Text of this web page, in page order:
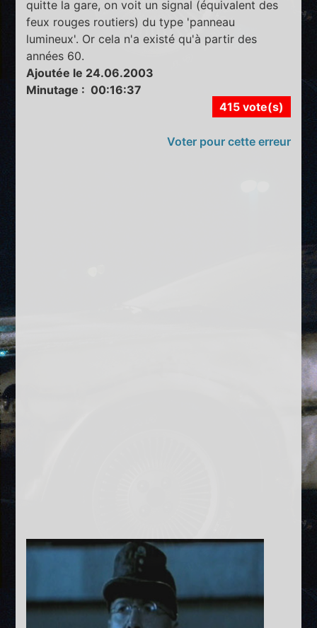
quitte la gare, on voit un signal (équivalent des
feux rouges routiers) du type 'panneau
lumineux'. Or cela n'a existé qu'à partir des
années 60.
Ajoutée le 24.06.2003
Minutage : 00:16:37
415 vote(s)
Voter pour cette erreur